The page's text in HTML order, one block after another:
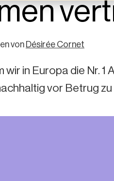
von Désirée Cornet
wir in Europa die Nr.
vor Betrug